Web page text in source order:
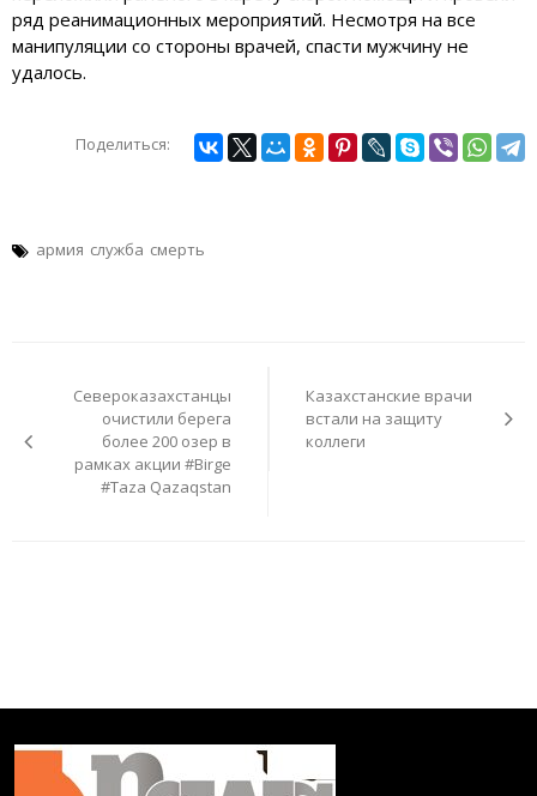
ряд реанимационных мероприятий. Несмотря на все
манипуляции со стороны врачей, спасти мужчину не
удалось.
Поделиться:
армия служба смерть
записямСевероказахстанцы
очистили берега
более 200 озер в
рамках акции #Birge
#Taza Qazaqstan
Казахстанские врачи
встали на защиту
коллеги